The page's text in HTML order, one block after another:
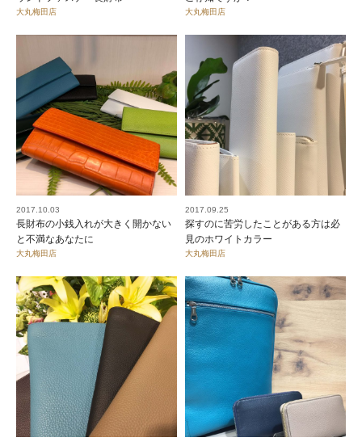
大丸梅田店 大丸梅田店
2017.10.03
長財布の小銭入れが大きく開かない
と不満なあなたに
大丸梅田店
2017.09.25
探すのに苦労したことがある方は必
見のホワイトカラー
大丸梅田店